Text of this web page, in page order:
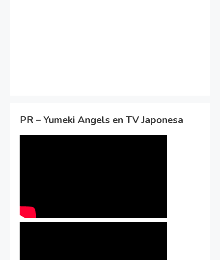
PR – Yumeki Angels en TV Japonesa